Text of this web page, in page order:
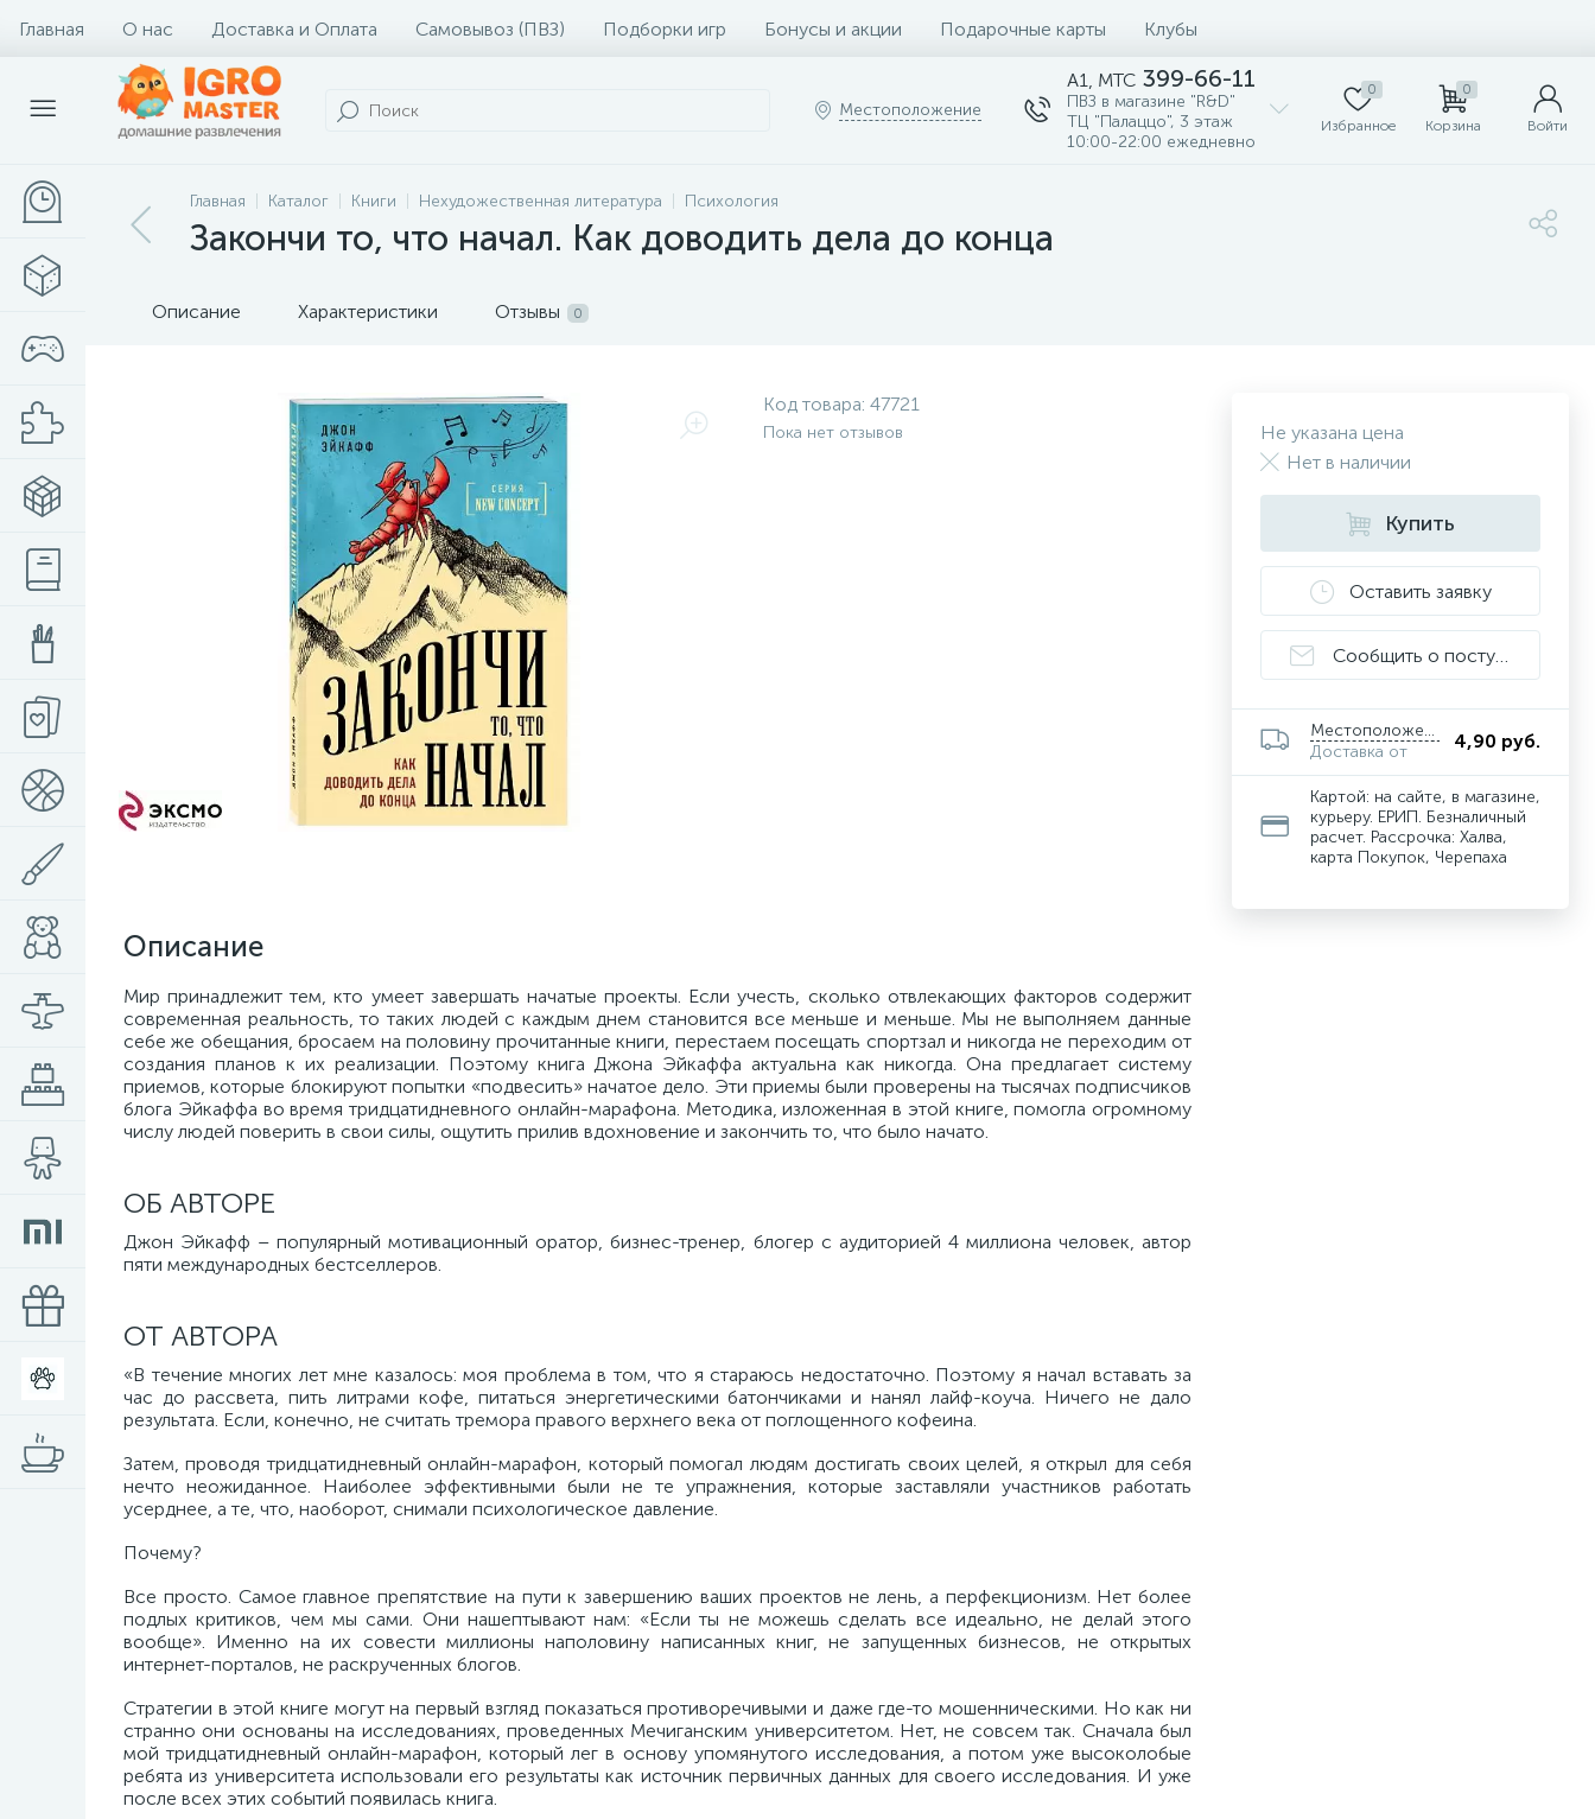
Главная О нас Доставка и Оплата Самовывоз (ПВЗ) Подборки игр Бонусы и акции Подарочные карты Клубы
Местоположение
A1, MTC 399-66-11
ПВЗ в магазине "R&D"
ТЦ "Палаццо", 3 этаж
10:00-22:00 ежедневно
0
Избранное
0
Корзина Войти
Главная Каталог Книги Нехудожественная литература Психология
Закончи то, что начал. Как доводить дела до конца
Описание Характеристики Отзывы 0
Код товара: 47721
Пока нет отзывов
Описание
Мир принадлежит тем, кто умеет завершать начатые проекты. Если учесть, сколько отвлекающих факторов содержит
современная реальность, то таких людей с каждым днем становится все меньше и меньше. Мы не выполняем данные
себе же обещания, бросаем на половину прочитанные книги, перестаем посещать спортзал и никогда не переходим от
создания планов к их реализации. Поэтому книга Джона Эйкаффа актуальна как никогда. Она предлагает систему
приемов, которые блокируют попытки «подвесить» начатое дело. Эти приемы были проверены на тысячах подписчиков
блога Эйкаффа во время тридцатидневного онлайн-марафона. Методика, изложенная в этой книге, помогла огромному
числу людей поверить в свои силы, ощутить прилив вдохновение и закончить то, что было начато.
ОБ АВТОРЕ
Джон Эйкафф – популярный мотивационный оратор, бизнес-тренер, блогер с аудиторией 4 миллиона человек, автор
пяти международных бестселлеров.
ОТ АВТОРА
«В течение многих лет мне казалось: моя проблема в том, что я стараюсь недостаточно. Поэтому я начал вставать за
час до рассвета, пить литрами кофе, питаться энергетическими батончиками и нанял лайф-коуча. Ничего не дало
результата. Если, конечно, не считать тремора правого верхнего века от поглощенного кофеина.
Затем, проводя тридцатидневный онлайн-марафон, который помогал людям достигать своих целей, я открыл для себя
нечто неожиданное. Наиболее эффективными были не те упражнения, которые заставляли участников работать
усерднее, а те, что, наоборот, снимали психологическое давление.
Почему?
Все просто. Самое главное препятствие на пути к завершению ваших проектов не лень, а перфекционизм. Нет более
подлых критиков, чем мы сами. Они нашептывают нам: «Если ты не можешь сделать все идеально, не делай этого
вообще». Именно на их совести миллионы наполовину написанных книг, не запущенных бизнесов, не открытых
интернет-порталов, не раскрученных блогов.
Стратегии в этой книге могут на первый взгляд показаться противоречивыми и даже где-то мошенническими. Но как ни
странно они основаны на исследованиях, проведенных Мечиганским университетом. Нет, не совсем так. Сначала был
мой тридцатидневный онлайн-марафон, который лег в основу упомянутого исследования, а потом уже высоколобые
ребята из университета использовали его результаты как источник первичных данных для своего исследования. И уже
после всех этих событий появилась книга.
Не указана цена
Нет в наличии
Купить
Оставить заявку
Сообщить о поступлении
Местоположение
Доставка от
4,90 руб.
Картой: на сайте, в магазине,
курьеру. ЕРИП. Безналичный
расчет. Рассрочка: Халва,
карта Покупок, Черепаха